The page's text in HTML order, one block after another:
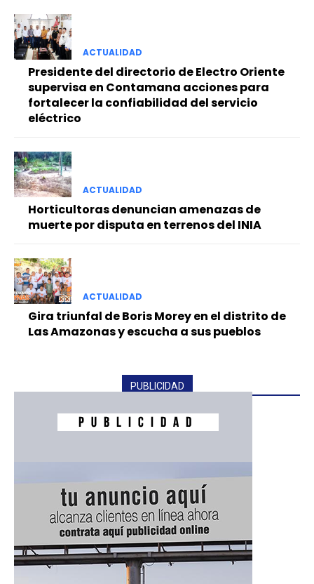
ACTUALIDAD
Presidente del directorio de Electro Oriente
supervisa en Contamana acciones para
fortalecer la confiabilidad del servicio
eléctrico
ACTUALIDAD
Horticultoras denuncian amenazas de
muerte por disputa en terrenos del INIA
ACTUALIDAD
Gira triunfal de Boris Morey en el distrito de
Las Amazonas y escucha a sus pueblos
PUBLICIDAD